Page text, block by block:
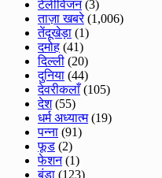
टेलीविजन(3)
ताज़ा खबरे(1,006)
तेंदूखेड़ा (1)
दमोह (41)
दिल्ली (20)
दुनिया (44)
देवरीकलाँ(105)
देश(55)
धर्म अध्यात्म(19)
पन्ना (91)
फूड (2)
फेशन(1)
बंडा (123)